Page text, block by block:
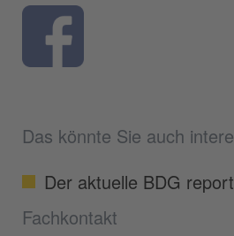
Das könnte Sie auch
Der aktuelle BDG report
Fachkontakt